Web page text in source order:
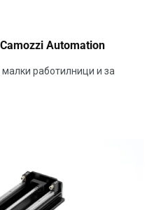
Automation
работилници и за